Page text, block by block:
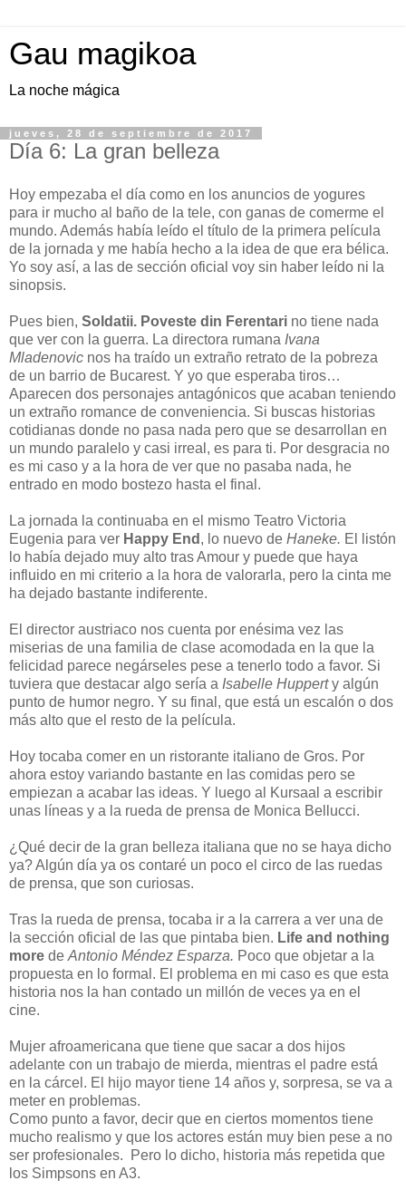
Gau magikoa
La noche mágica
jueves, 28 de septiembre de 2017
Día 6: La gran belleza
Hoy empezaba el día como en los anuncios de yogures
para ir mucho al baño de la tele, con ganas de comerme el
mundo. Además había leído el título de la primera película
de la jornada y me había hecho a la idea de que era bélica.
Yo soy así, a las de sección oficial voy sin haber leído ni la
sinopsis.
Pues bien, Soldatii. Poveste din Ferentari no tiene nada
que ver con la guerra. La directora rumana Ivana
Mladenovic nos ha traído un extraño retrato de la pobreza
de un barrio de Bucarest. Y yo que esperaba tiros…
Aparecen dos personajes antagónicos que acaban teniendo
un extraño romance de conveniencia. Si buscas historias
cotidianas donde no pasa nada pero que se desarrollan en
un mundo paralelo y casi irreal, es para ti. Por desgracia no
es mi caso y a la hora de ver que no pasaba nada, he
entrado en modo bostezo hasta el final.
La jornada la continuaba en el mismo Teatro Victoria
Eugenia para ver Happy End , lo nuevo de Haneke. El listón
lo había dejado muy alto tras Amour y puede que haya
influido en mi criterio a la hora de valorarla, pero la cinta me
ha dejado bastante indiferente.
El director austriaco nos cuenta por enésima vez las
miserias de una familia de clase acomodada en la que la
felicidad parece negárseles pese a tenerlo todo a favor. Si
tuviera que destacar algo sería a Isabelle Hupperty algún
punto de humor negro. Y su final, que está un escalón o dos
más alto que el resto de la película.
Hoy tocaba comer en un ristorante italiano de Gros. Por
ahora estoy variando bastante en las comidas pero se
empiezan a acabar las ideas. Y luego al Kursaal a escribir
unas líneas y a la rueda de prensa de Monica Bellucci.
¿Qué decir de la gran belleza italiana que no se haya dicho
ya? Algún día ya os contaré un poco el circo de las ruedas
de prensa, que son curiosas.
Tras la rueda de prensa, tocaba ir a la carrera a ver una de
la sección oficial de las que pintaba bien. Life and nothing
more de Antonio Méndez Esparza. Poco que objetar a la
propuesta en lo formal. El problema en mi caso es que esta
historia nos la han contado un millón de veces ya en el
cine.
Mujer afroamericana que tiene que sacar a dos hijos
adelante con un trabajo de mierda, mientras el padre está
en la cárcel. El hijo mayor tiene 14 años y, sorpresa, se va a
meter en problemas.
Como punto a favor, decir que en ciertos momentos tiene
mucho realismo y que los actores están muy bien pese a no
ser profesionales. Pero lo dicho, historia más repetida que
los Simpsons en A3.